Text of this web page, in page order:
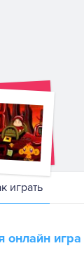
играть
онлайн игра